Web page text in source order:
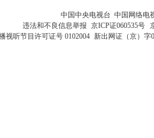
中国中央电视台 中国网络电
违法和不良信息举报 京ICP证060535号
视听节目许可证号 0102004 新出网证（京）